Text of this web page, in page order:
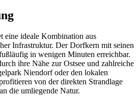
eine ideale Kombination aus
Infrastruktur. Der Dorfkern mit seinen
in wenigen Minuten erreichbar.
ihre Nähe zur Ostsee und zahlreiche
Niendorf oder den lokalen
von der direkten Strandlage
die umliegende Natur.